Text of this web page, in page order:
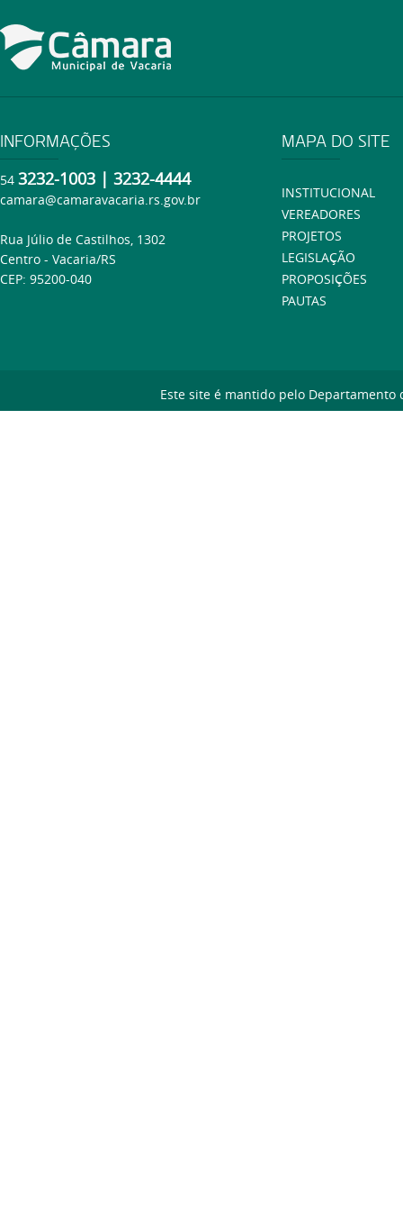
INFORMAÇÕES
54 3232-1003 | 3232-4444
camara@camaravacaria.rs.gov.br
Rua Júlio de Castilhos, 1302
Centro - Vacaria/RS
CEP: 95200-040
MAPA DO SITE
INSTITUCIONAL
VEREADORES
PROJETOS
LEGISLAÇÃO
PROPOSIÇÕES
PAUTAS
Este site é mantido pelo